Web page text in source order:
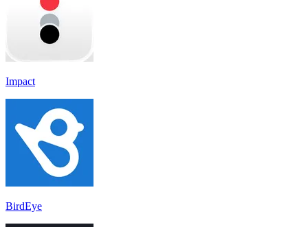
Impact
BirdEye